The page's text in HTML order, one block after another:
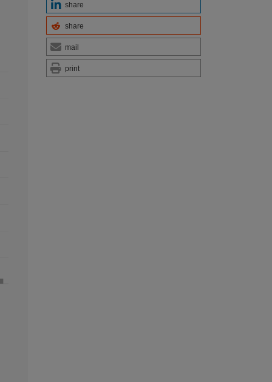
share
share
mail
print